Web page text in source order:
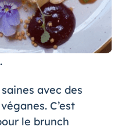
avec des
C’est
le brunch